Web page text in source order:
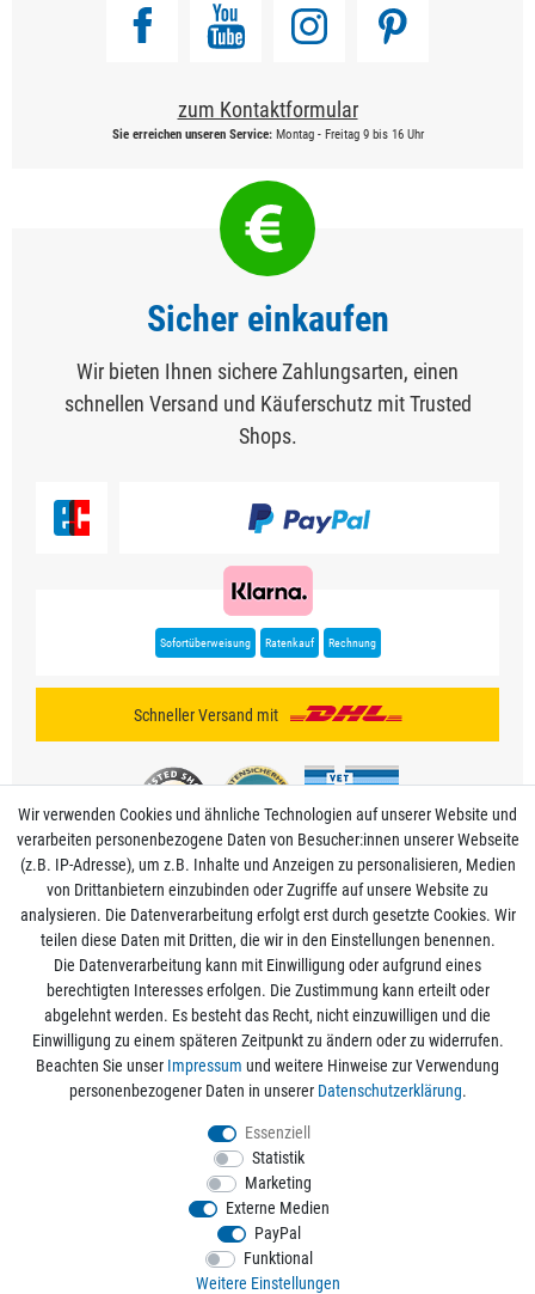
zum Kontaktformular
Sie erreichen unseren Service:Montag - Freitag 9 bis 16 Uhr
Sicher einkaufen
Wir bieten Ihnen sichere Zahlungsarten, einen
schnellen Versand und Käuferschutz mit Trusted
Shops.
Sofortüberweisung Ratenkauf Rechnung
Schneller Versand mit
Mein Konto
Informationen
Rechtliche Angaben
Alle Preise sind inkl. der gesetzlichen Mehrwertsteuer und zzgl.
Kostenloser Versand ab 50€ Bestellwert nur innerhalb Deutschlands.
© 2026 aquaristikwelt24. Alle Rechte vorbehalten. Powered by
Wir verwenden Cookies und ähnliche Technologien auf unserer Website und
verarbeiten personenbezogene Daten von Besucher:innen unserer Webseite
(z.B. IP-Adresse), um z.B. Inhalte und Anzeigen zu personalisieren, Medien
von Drittanbietern einzubinden oder Zugriffe auf unsere Website zu
analysieren. Die Datenverarbeitung erfolgt erst durch gesetzte Cookies. Wir
teilen diese Daten mit Dritten, die wir in den Einstellungen benennen.
Die Datenverarbeitung kann mit Einwilligung oder aufgrund eines
berechtigten Interesses erfolgen. Die Zustimmung kann erteilt oder
abgelehnt werden. Es besteht das Recht, nicht einzuwilligen und die
Einwilligung zu einem späteren Zeitpunkt zu ändern oder zu widerrufen.
Beachten Sie unser Impressum und weitere Hinweise zur Verwendung
personenbezogener Daten in unserer Daten­schutz­erklärung.
Essenziell
Statistik
Marketing
Externe Medien
PayPal
Funktional
Weitere Einstellungen